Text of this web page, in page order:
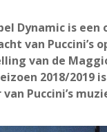
Dynamic is een
van Puccini’s
van de
2018/2019
Puccini’s